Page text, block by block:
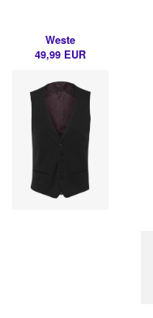
Weste
49,99 EUR